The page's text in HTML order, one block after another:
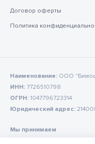
Договор оферты
Политика
Наименование: ООО
ИНН: 7726510798
ОГРН: 1047796723314
Юридический адрес:
Мы принимаем